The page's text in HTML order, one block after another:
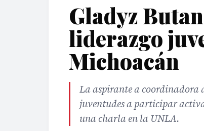
Gladyz
liderazgo
Michoacán
La aspirante a coordinadora
juventudes a participar
una charla en la UNLA.